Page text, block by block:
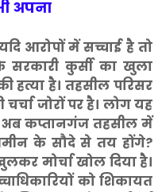
अपना
आरोपों में सच्चाई है तो
सरकारी कुर्सी का खुला
हत्या है। तहसील परिसर
जोरों पर है। लोग यह
कप्तानगंज तहसील में
के सौदे से तय होंगे?
मोर्चा खोल दिया है।
को शिकायत